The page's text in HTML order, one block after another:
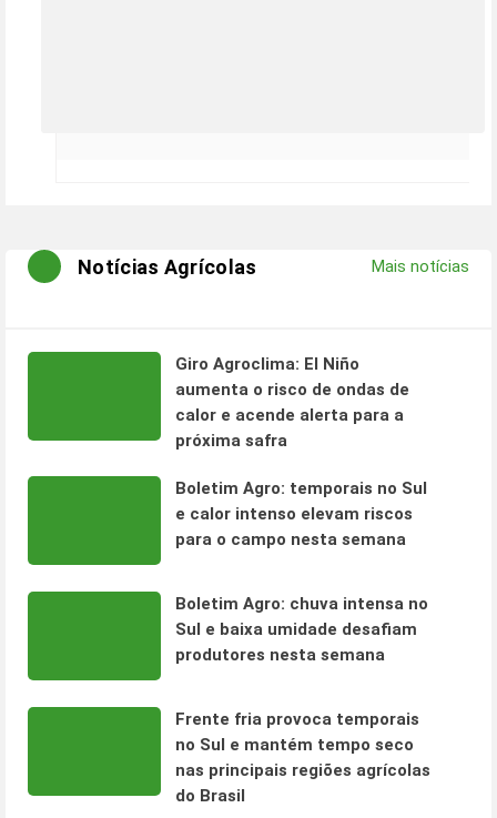
Notícias Agrícolas Mais notícias
Giro Agroclima: El Niño
aumenta o risco de ondas de
calor e acende alerta para a
próxima safra
Boletim Agro: temporais no Sul
e calor intenso elevam riscos
para o campo nesta semana
Boletim Agro: chuva intensa no
Sul e baixa umidade desafiam
produtores nesta semana
Frente fria provoca temporais
no Sul e mantém tempo seco
nas principais regiões agrícolas
do Brasil